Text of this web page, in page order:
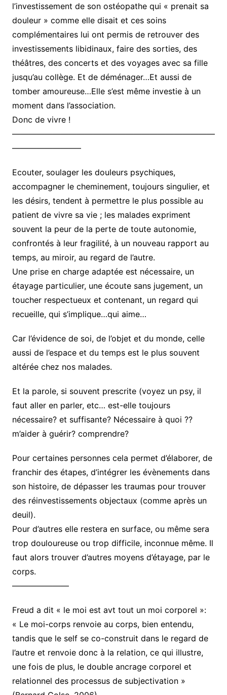
l’investissement de son ostéopathe qui « prenait sa
douleur » comme elle disait et ces soins
complémentaires lui ont permis de retrouver des
investissements libidinaux, faire des sorties, des
théâtres, des concerts et des voyages avec sa fille
jusqu’au collège. Et de déménager…Et aussi de
tomber amoureuse…Elle s’est même investie à un
moment dans l’association.
Donc de vivre !
—————————————————————————
————————–
Ecouter, soulager les douleurs psychiques,
accompagner le cheminement, toujours singulier, et
les désirs, tendent à permettre le plus possible au
patient de vivre sa vie ; les malades expriment
souvent la peur de la perte de toute autonomie,
confrontés à leur fragilité, à un nouveau rapport au
temps, au miroir, au regard de l’autre.
Une prise en charge adaptée est nécessaire, un
étayage particulier, une écoute sans jugement, un
toucher respectueux et contenant, un regard qui
recueille, qui s’implique…qui aime…
Car l’évidence de soi, de l’objet et du monde, celle
aussi de l’espace et du temps est le plus souvent
altérée chez nos malades.
Et la parole, si souvent prescrite (voyez un psy, il
faut aller en parler, etc… est-elle toujours
nécessaire? et suffisante? Nécessaire à quoi ??
m’aider à guérir? comprendre?
Pour certaines personnes cela permet d’élaborer, de
franchir des étapes, d’intégrer les évènements dans
son histoire, de dépasser les traumas pour trouver
des réinvestissements objectaux (comme après un
deuil).
Pour d’autres elle restera en surface, ou même sera
trop douloureuse ou trop difficile, inconnue même. Il
faut alors trouver d’autres moyens d’étayage, par le
corps.
———————
Freud a dit « le moi est avt tout un moi corporel »:
« Le moi-corps renvoie au corps, bien entendu,
tandis que le self se co-construit dans le regard de
l’autre et renvoie donc à la relation, ce qui illustre,
une fois de plus, le double ancrage corporel et
relationnel des processus de subjectivation »